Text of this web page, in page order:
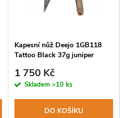
Kapesní nůž Deejo 1GB118
Tattoo Black 37g juniper
1 750 Kč
Skladem >10 ks
DO KOŠÍKU